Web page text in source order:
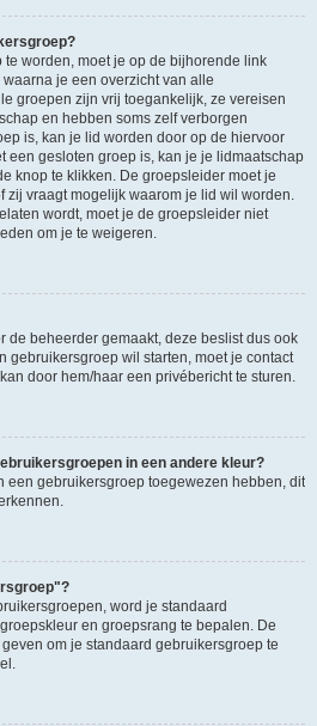
worden, moet je op de bijhorende link
je een overzicht van alle
groepen zijn vrij toegankelijk, ze vereisen
en hebben soms zelf verborgen
is, kan je lid worden door op de hiervoor
een gesloten groep is, kan je je lidmaatschap
knop te klikken. De groepsleider moet je
zij vraagt mogelijk waarom je lid wil worden.
wordt, moet je de groepsleider niet
om je te weigeren.
de beheerder gemaakt, deze beslist dus ook
gebruikersgroep wil starten, moet je contact
door hem/haar een privébericht te sturen.
in een andere kleur?
een gebruikersgroep toegewezen hebben, dit
word je standaard
en groepsrang te bepalen. De
om je standaard gebruikersgroep te